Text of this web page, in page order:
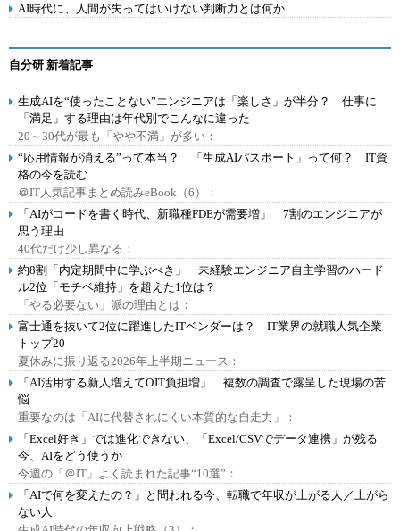
AI時代に、人間が失ってはいけない判断力とは何か
自分研 新着記事
生成AIを“使ったことない”エンジニアは「楽しさ」が半分？ 仕事に
「満足」する理由は年代別でこんなに違った
20～30代が最も「やや不満」が多い：
“応用情報が消える”って本当？ 「生成AIパスポート」って何？ IT資
格の今を読む
＠IT人気記事まとめ読みeBook（6）：
「AIがコードを書く時代、新職種FDEが需要増」 7割のエンジニアが
思う理由
40代だけ少し異なる：
約8割「内定期間中に学ぶべき」 未経験エンジニア自主学習のハード
ル2位「モチベ維持」を超えた1位は？
「やる必要ない」派の理由とは：
富士通を抜いて2位に躍進したITベンダーは？ IT業界の就職人気企業
トップ20
夏休みに振り返る2026年上半期ニュース：
「AI活用する新人増えてOJT負担増」 複数の調査で露呈した現場の苦
悩
重要なのは「AIに代替されにくい本質的な自走力」：
「Excel好き」では進化できない、「Excel/CSVでデータ連携」が残る
今、AIをどう使うか
今週の「＠IT」よく読まれた記事“10選”：
「AIで何を変えたの？」と問われる今、転職で年収が上がる人／上がら
ない人